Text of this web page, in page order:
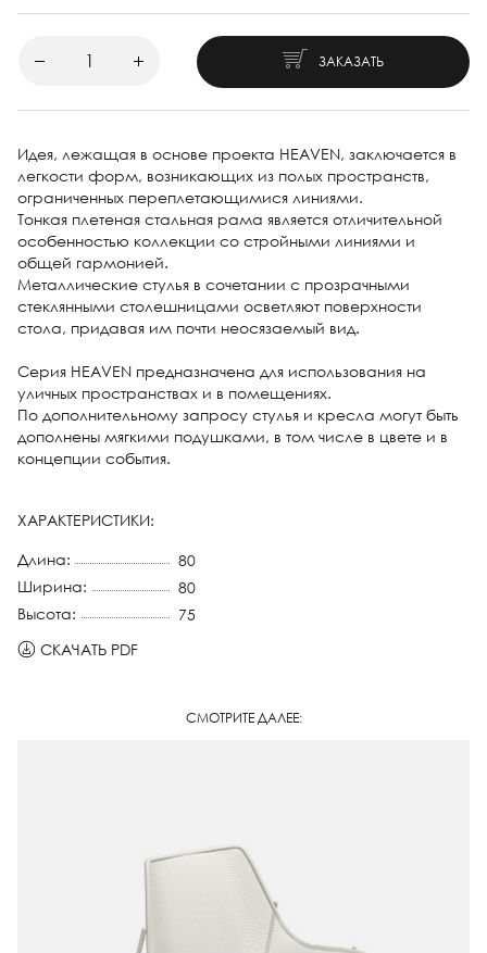
ЗАКАЗАТЬ
Идея, лежащая в основе проекта HEAVEN, заключается в
легкости форм, возникающих из полых пространств,
ограниченных переплетающимися линиями.
Тонкая плетеная стальная рама является отличительной
особенностью коллекции со стройными линиями и
общей гармонией.
Металлические стулья в сочетании с прозрачными
стеклянными столешницами осветляют поверхности
стола, придавая им почти неосязаемый вид.
Серия HEAVEN предназначена для использования на
уличных пространствах и в помещениях.
По дополнительному запросу стулья и кресла могут быть
дополнены мягкими подушками, в том числе в цвете и в
концепции события.
ХАРАКТЕРИСТИКИ:
Длина:
80
Ширина:
80
Высота:
75
СКАЧАТЬ PDF
СМОТРИТЕ ДАЛЕЕ: